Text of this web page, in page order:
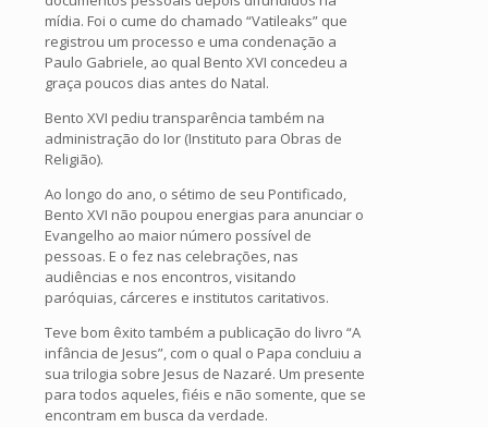
mídia. Foi o cume do chamado “Vatileaks” que
registrou um processo e uma condenação a
Paulo Gabriele, ao qual Bento XVI concedeu a
graça poucos dias antes do Natal.
Bento XVI pediu transparência também na
administração do Ior (Instituto para Obras de
Religião).
Ao longo do ano, o sétimo de seu Pontificado,
Bento XVI não poupou energias para anunciar o
Evangelho ao maior número possível de
pessoas. E o fez nas celebrações, nas
audiências e nos encontros, visitando
paróquias, cárceres e institutos caritativos.
Teve bom êxito também a publicação do livro “A
infância de Jesus”, com o qual o Papa concluiu a
sua trilogia sobre Jesus de Nazaré. Um presente
para todos aqueles, fiéis e não somente, que se
encontram em busca da verdade.